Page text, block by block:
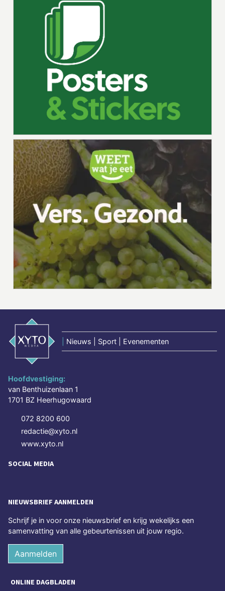
Nieuws | Sport | Evenementen
Hoofdvestiging:
van Benthuizenlaan 1
1701 BZ Heerhugowaard
072 8200 600
redactie@xyto.nl
www.xyto.nl
SOCIAL MEDIA
NIEUWSBRIEF AANMELDEN
Schrijf je in voor onze nieuwsbrief en krijg wekelijks een
samenvatting van alle gebeurtenissen uit jouw regio.
Aanmelden
ONLINE DAGBLADEN